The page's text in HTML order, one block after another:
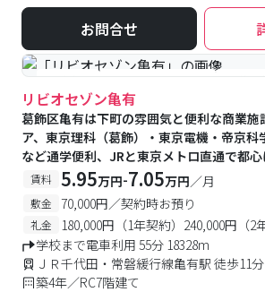
お問合せ
#食事付き #女性専用フロアあり #予約受
リビオセゾン亀有
葛飾区亀有は下町の雰囲気と便利な商業施
ア、東京理科（葛飾）・東京電機・帝京科
など通学便利、JRと東京メトロ直通で都心
賃料 5.95万円-7.05万円／月
敷金 70,000円／契約時お預り
礼金
180,000円（1年契約）240,000円（2
学校まで電車利用 55分 18328m
ＪＲ千代田・常磐緩行線亀有駅 徒歩11分
築4年／RC7階建て